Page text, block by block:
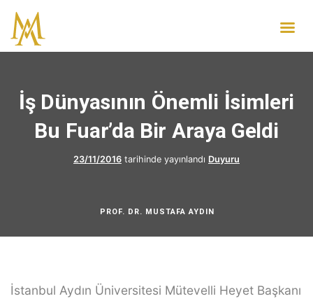
İş Dünyasının Önemli İsimleri
Bu Fuar’da Bir Araya Geldi
23/11/2016 tarihinde yayınlandı Duyuru
PROF. DR. MUSTAFA AYDIN
İstanbul Aydın Üniversitesi Mütevelli Heyet Başkanı